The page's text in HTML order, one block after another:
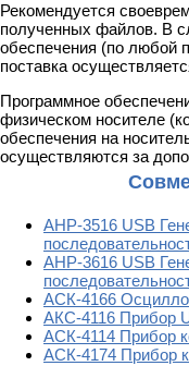
Рекомендуется
полученных файлов. В
обеспечения (по любой
поставка
Программное
физическом носителе
обеспечения на
осуществляются за
АНР-3516 USB
АНР-3616 USB
АСК-4166
АКС-4116 Прибор
АСК-4114 Прибор
АСК-4174 Прибор